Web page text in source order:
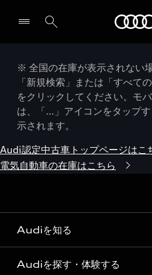
※ 全国の在庫が表示されない
「新規検索」または「すべて
をクリックしてください。モ
は、「…」アイコンをタップ
示されます。
Audi認定中古車トップページはこ
電気自動車の在庫はこちら
Audiを知る
Audi ブランド
Audiを探す・体験する